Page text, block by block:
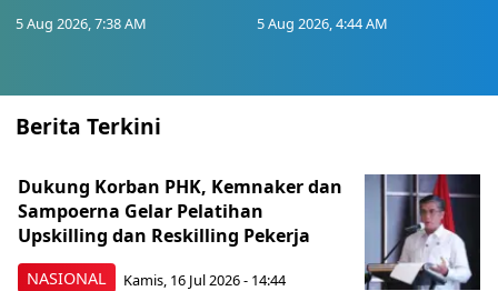
5 Aug 2026, 7:38 AM 5 Aug 2026, 4:44 AM
Berita Terkini
NASIONAL
Dukung Korban PHK, Kemnaker dan
Sampoerna Gelar Pelatihan
Upskilling dan Reskilling Pekerja
Kamis, 16 Jul 2026 - 14:44